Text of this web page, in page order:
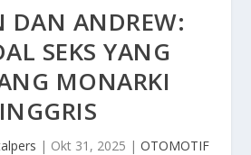
DAN ANDREW:
SEKS YANG
MONARKI
INGGRIS
| Okt 31, 2025 | OTOMOTIF